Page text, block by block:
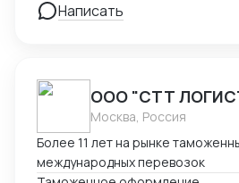
Написать
ООО "СТТ
Москва, Россия
Более 11 лет на рынке
международных перевозок